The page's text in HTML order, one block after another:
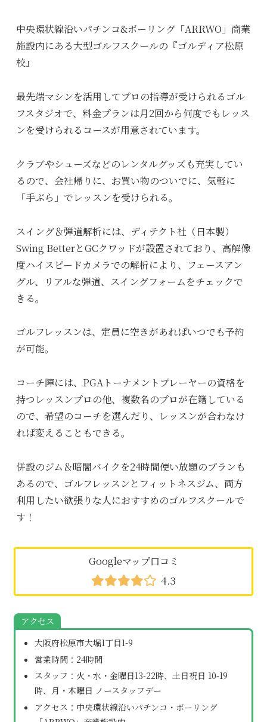
中央環状線沿いパチンコ&ボーリング「ARRWO」商業
施設内にある大型ゴルフスクールの『ゴルディア松原
校』
最先端マシンを活用してプロの指導が受けられるゴル
フスタジオで、料金プランは月2回から何度でもレッス
ンを受けられるコースが用意されています。
クラブやシューズなどのレンタルグッズも充実してい
るので、会社帰りに、お買い物のついでに、気軽に
「手ぶら」でレッスンを受けられる。
スイング＆弾道解析には、ディテクト社（日本製）
Swing BetterとGCクワッドが設置されており、高解像
度ハイスピードカメラでの解析により、フェースアン
グル、リアルな弾道、スイングフォームをチェックで
きる。
ゴルフレッスンは、定員に空きがあればいつでも予約
が可能。
コーチ陣には、PGAトーナメントプレーヤーの資格を
持つレッスンプロの他、複数名のプロが在籍している
ので、希望のコーチを選んだり、レッスンが合わなけ
れば変えることもできる。
併設のジム＆暗闇バイクを24時間使い放題のプランも
あるので、ゴルフレッスンとフィットネスジム、両方
利用したい欲張りな人におすすめのゴルフスクールで
す！
Googleマップ口コミ
4.3
アクセス
大阪府松原市大堀1丁目1-9
営業時間：24時間
スタッフ：火・水・金曜日13-22時、土日祝日 10-19
時、月・木曜日 ノースタッフデー
アクセス：中央環状線沿いパチンコ・ボーリング